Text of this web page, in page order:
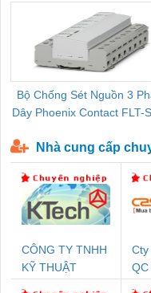
Bộ Chống Sét Nguồn 3
Dây Phoenix Contact FLT-
Nhà cung cấp
CÔNG TY TNHH
KỸ THUẬT
Cty
QC